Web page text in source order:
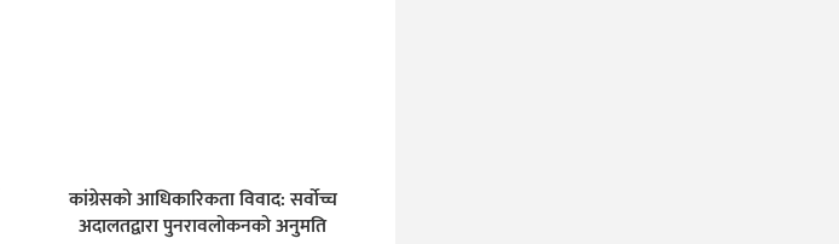
कांग्रेसको आधिकारिकता विवाद: सर्वोच्च
अदालतद्वारा पुनरावलोकनको अनुमति